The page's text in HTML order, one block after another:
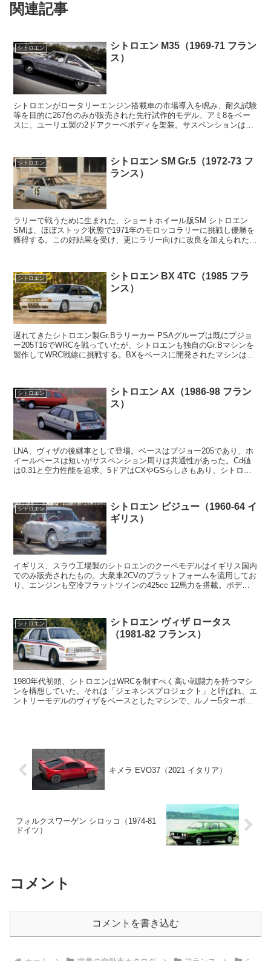
関連記事
シトロエン
シトロエン M35（1969-71 フラン
ス）
シトロエンがロータリーエンジン搭載車の市場導入を睨み、耐久試験
等を目的に267台のみが販売された先行試作的モデル。アミ8をベー
スに、ユーリエ製の2ドアクーペボディを架装。サスペンションはハ
シトロエン
シトロエン SM Gr.5（1972-73 フ
ランス）
ラリーで戦うために生まれた、ショートホイール版SM シトロエン
SMは、ほぼストック状態で1971年のモロッコラリーに挑戦し優勝を
獲得する。この好結果を受け、更にラリー向けに改良を加えられたの
シトロエン
シトロエン BX 4TC（1985 フラ
ンス）
遅れてきたシトロエン製Gr.Bラリーカー PSAグループは既にプジョ
ー205T16でWRCを戦っていたが、シトロエンも独自のGr.Bマシンを
製作してWRC戦線に挑戦する。BXをベースに開発されたマシンは、
シトロエン
シトロエン AX（1986-98 フラン
ス）
LNA、ヴィザの後継車として登場。ベースはプジョー205であり、ホ
イールベースは短いがサスペンション周りは共通性があった。Cd値
は0.31と空力性能を追求、5ドアはCXやGSらしさもあり、シトロエ
シトロエン
シトロエン ビジュー（1960-64 イ
ギリス）
イギリス、スラウ工場製のシトロエンのクーペモデルはイギリス国内
でのみ販売されたもの。大衆車2CVのプラットフォームを流用してお
り、エンジンも空冷フラットツインの425cc 12馬力を搭載。ボディ
シトロエン
シトロエン ヴィザ ロータス
（1981-82 フランス）
1980年代初頭、シトロエンはWRCを制すべく高い戦闘力を持つマシ
ンを構想していた。それは「ジェネシスプロジェクト」と呼ばれ、エ
ントリーモデルのヴィザをベースとしたマシンで、ルノー5ターボと
キメラ EVO37（2021 イタリア）
フォルクスワーゲン シロッコ（1974-81
ドイツ）
コメント
コメントを書き込む